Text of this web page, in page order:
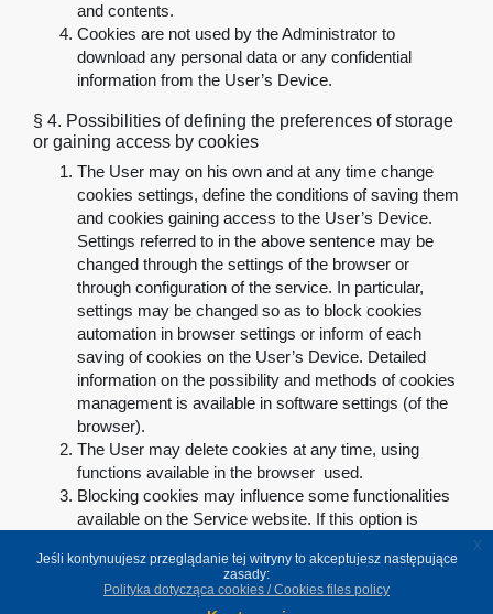
and contents.
Cookies are not used by the Administrator to
download any personal data or any confidential
information from the User’s Device.
§ 4. Possibilities of defining the preferences of storage
or gaining access by cookies
The User may on his own and at any time change
cookies settings, define the conditions of saving them
and cookies gaining access to the User’s Device.
Settings referred to in the above sentence may be
changed through the settings of the browser or
through configuration of the service. In particular,
settings may be changed so as to block cookies
automation in browser settings or inform of each
saving of cookies on the User’s Device. Detailed
information on the possibility and methods of cookies
management is available in software settings (of the
browser).
The User may delete cookies at any time, using
functions available in the browser used.
Blocking cookies may influence some functionalities
available on the Service website. If this option is
functions which by nature require cookies.
Jeśli kontynuujesz przeglądanie tej witryny to akceptujesz następujące
zasady:
Polityka dotycząca cookies / Cookies files policy
x